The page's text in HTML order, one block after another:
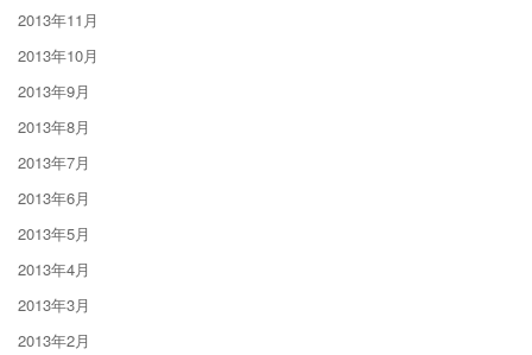
2013年11月
2013年10月
2013年9月
2013年8月
2013年7月
2013年6月
2013年5月
2013年4月
2013年3月
2013年2月